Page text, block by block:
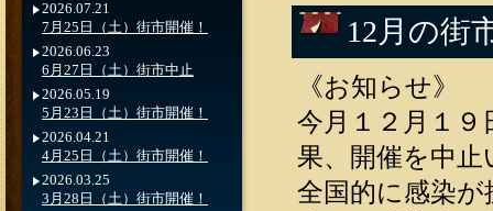
12月の街
《お知らせ》
今月１２月１９
果、開催を中
全国的に感染
2026.07.21
7月25日（土）街市開催！
2026.06.23
6月27日（土）街市中止
2026.05.19
5月23日（土）街市開催！
2026.04.21
4月25日（土）街市開催！
2026.03.25
3月28日（土）街市開催！